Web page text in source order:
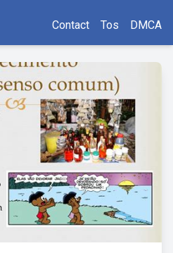
Contact Tos DMCA